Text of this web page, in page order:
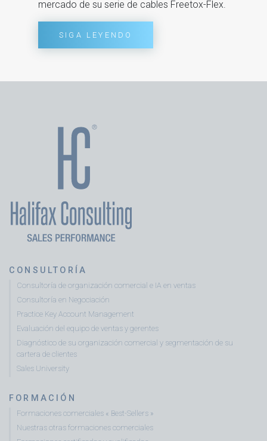
mercado de su serie de cables Freetox-Flex.
SIGA LEYENDO
CONSULTORÍA
Consultoría de organización comercial e IA en ventas
Consultoría en Negociación
Practice Key Account Management
Evaluación del equipo de ventas y gerentes
Diagnóstico de su organización comercial y segmentación de su
cartera de clientes
Sales University
FORMACIÓN
Formaciones comerciales « Best-Sellers »
Nuestras otras formaciones comerciales